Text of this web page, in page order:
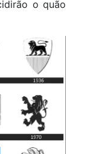
o quão